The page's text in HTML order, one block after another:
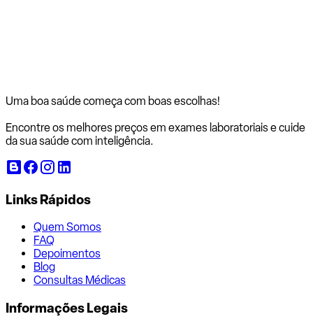
Uma boa saúde começa com boas escolhas!
Encontre os melhores preços em exames laboratoriais e cuide
da sua saúde com inteligência.
Links Rápidos
Quem Somos
FAQ
Depoimentos
Blog
Consultas Médicas
Informações Legais